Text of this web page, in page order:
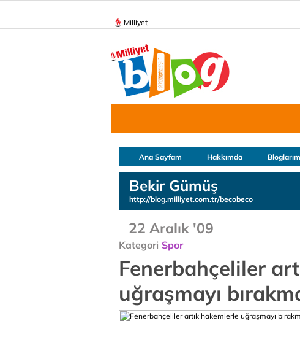
Milliyet
Ana Sayfam Hakkımda Bloglarım
Bekir Gümüş
http://blog.milliyet.com.tr/becobeco
22 Aralık '09
Kategori Spor
Fenerbahçeliler
uğraşmayı